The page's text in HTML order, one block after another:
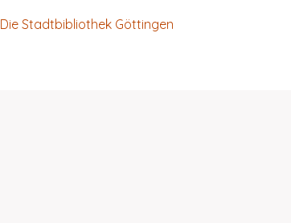
Die Stadtbibliothek Göttingen